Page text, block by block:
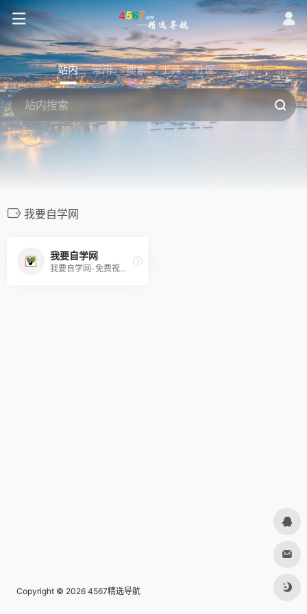
站内 常用 搜索 工具 社区 生活
我要自学网
我要自学网
我要自学网-免费视频教程,提供全方位软件学习，有3D教程，平面教程，多媒体制作教程，办公信息化教程，机械设计教程，网站制作教程,电脑培训
Copyright © 2026 4567精选导航